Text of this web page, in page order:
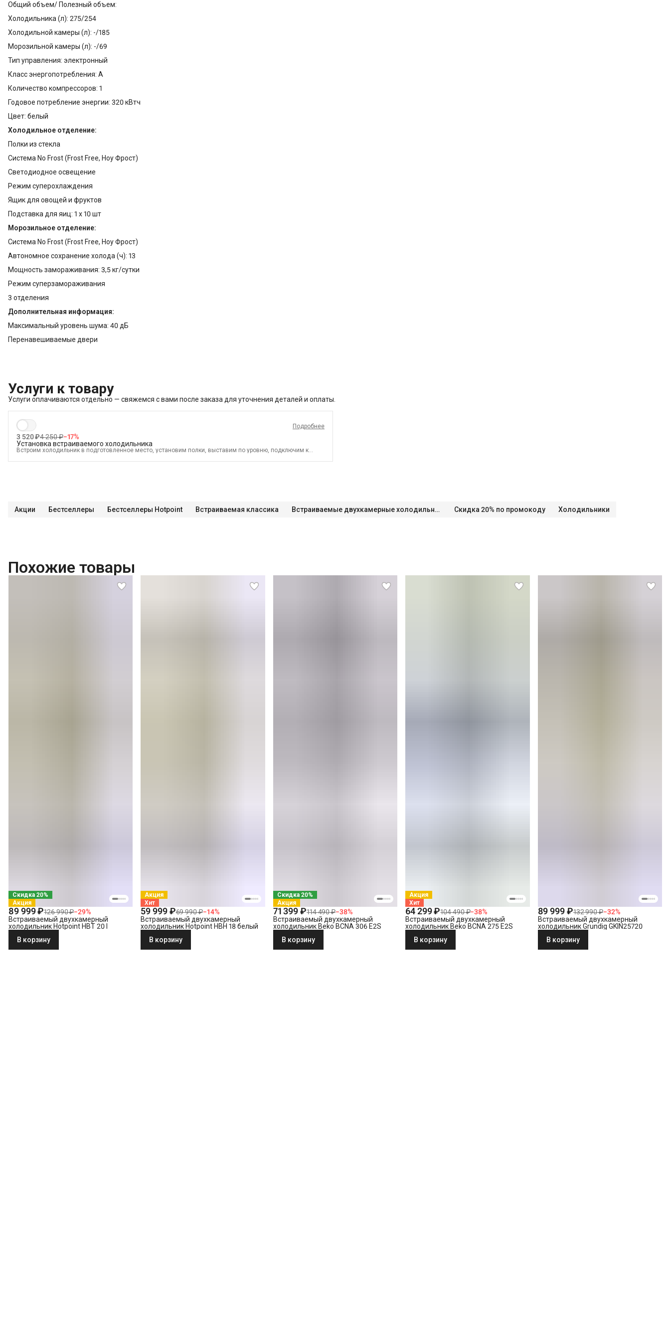
Общий объем/ Полезный объем:
Холодильника (л): 275/254
Холодильной камеры (л): -/185
Морозильной камеры (л): -/69
Тип управления: электронный
Класс энергопотребления: A
Количество компрессоров: 1
Годовое потребление энергии: 320 кВтч
Цвет: белый
Холодильное отделение:
Полки из стекла
Система No Frost (Frost Free, Ноу Фрост)
Светодиодное освещение
Режим суперохлаждения
Ящик для овощей и фруктов
Подставка для яиц: 1 х 10 шт
Морозильное отделение:
Система No Frost (Frost Free, Ноу Фрост)
Автономное сохранение холода (ч): 13
Мощность замораживания: 3,5 кг/сутки
Режим суперзамораживания
3 отделения
Дополнительная информация:
Максимальный уровень шума: 40 дБ
Перенавешиваемые двери
Услуги к товару
Услуги оплачиваются отдельно — свяжемся с вами после заказа для уточнения деталей и оплаты.
Подробнее
3 520 ₽4 250 ₽−17%
Установка встраиваемого холодильника
Встроим холодильник в подготовленное место, установим полки, выставим по уровню, подключим к
Проверка работоспособностиВыезд мастера в административных пределах города (МСК до МКАД, СПБ
Акции Бестселлеры Бестселлеры Hotpoint Встраиваемая классика Встраиваемые двухкамерные холодильники Скидка 20% по промокоду Холодильники
Похожие товары
Скидка 20%
Акция
89 999 ₽126 990 ₽−29%
Встраиваемый двухкамерный
холодильник Hotpoint HBT 20 I
В корзину
Акция
Хит
59 999 ₽69 990 ₽−14%
Встраиваемый двухкамерный
холодильник Hotpoint HBH 18 белый
В корзину
Скидка 20%
Акция
71 399 ₽114 490 ₽−38%
Встраиваемый двухкамерный
холодильник Beko BCNA 306 E2S
В корзину
Акция
Хит
64 299 ₽104 490 ₽−38%
Встраиваемый двухкамерный
холодильник Beko BCNA 275 E2S
В корзину
89 999 ₽132 990 ₽−32%
Встраиваемый двухкамерный
холодильник Grundig GKIN25720
В корзину